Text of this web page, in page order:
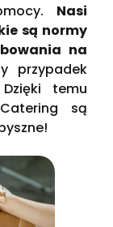
Nasi
są normy
na
przypadek
temu
są